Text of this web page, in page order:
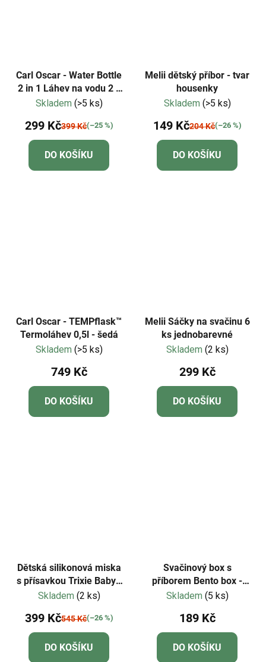
Carl Oscar - Water Bottle
2 in 1 Láhev na vodu 2 v
1 - růžová s pandou
Skladem (>5 ks)
299 Kč399 Kč(–25 %)
DO KOŠÍKU
Melii dětský příbor - tvar
housenky
Skladem (>5 ks)
149 Kč204 Kč(–26 %)
DO KOŠÍKU
Carl Oscar - TEMPflask™
Termoláhev 0,5l - šedá
Skladem (>5 ks)
749 Kč
DO KOŠÍKU
Melii Sáčky na svačinu 6
ks jednobarevné
Skladem (2 ks)
299 Kč
DO KOŠÍKU
Dětská silikonová miska
s přísavkou Trixie Baby -
Mr. Dino
Skladem (2 ks)
399 Kč545 Kč(–26 %)
DO KOŠÍKU
Svačinový box s
příborem Bento box -
Pirát Jolly Rogers
Skladem (5 ks)
189 Kč
DO KOŠÍKU